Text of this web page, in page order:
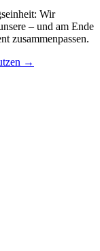
Wir
– und am Ende
zusammenpassen.
→